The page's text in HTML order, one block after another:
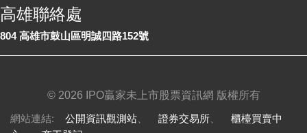
高雄聯絡處
804 高雄市鼓山區明誠四路152號
© 2026 IPO贏家未上市股票資訊網 版權所有
網站連結: 公開資訊觀測站 證券交易所
櫃檯買賣中